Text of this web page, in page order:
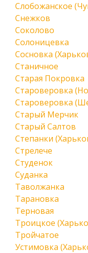
Слобожанское
Снежков
Соколово
Солоницевка
Сосновка
Станичное
Старая Покровка
Староверовка
Староверовка
Старый Мерчик
Старый Салтов
Степанки
Стрелече
Студенок
Суданка
Таволжанка
Тарановка
Терновая
Троицкое
Тройчатое
Устимовка